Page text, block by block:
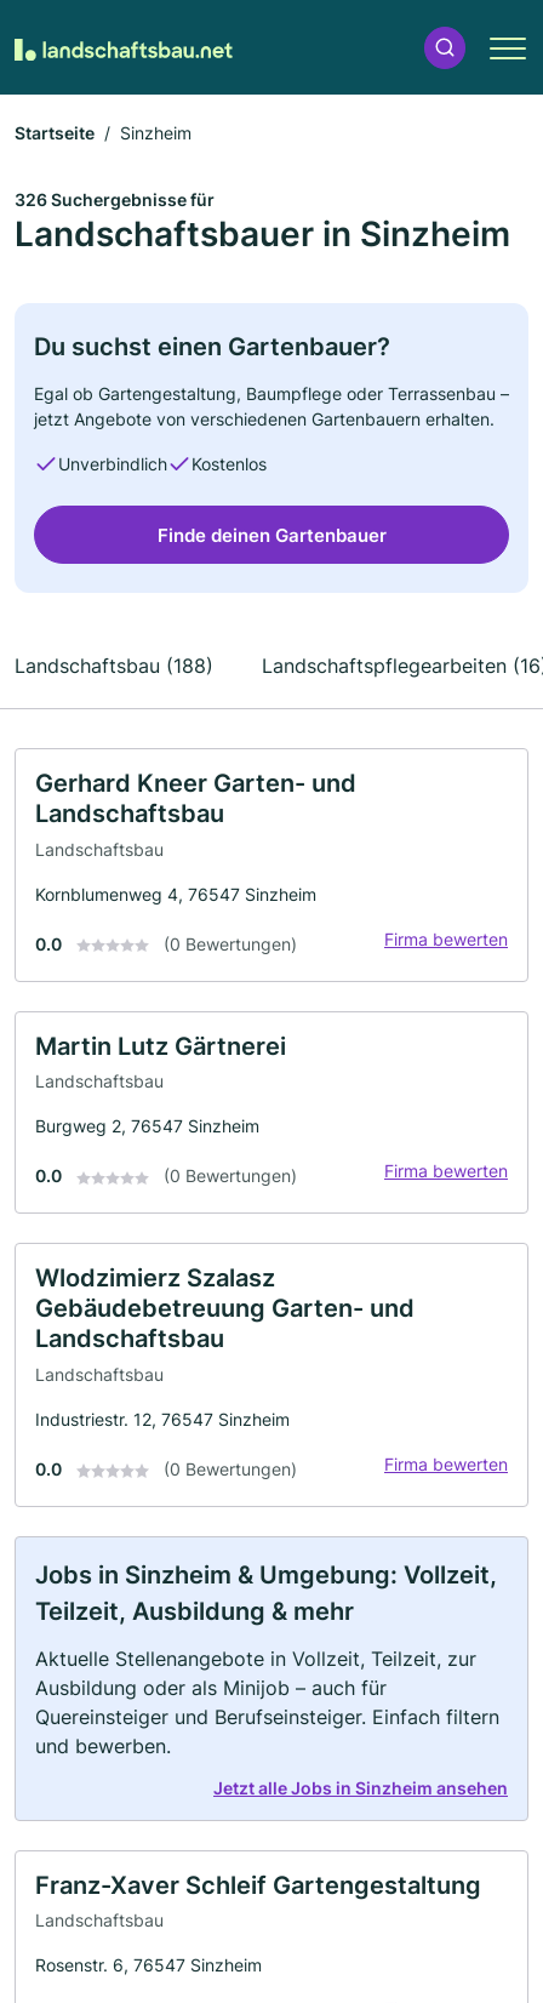
Startseite Sinzheim
326 Suchergebnisse für
Landschaftsbauer in Sinzheim
Du suchst einen Gartenbauer?
Egal ob Gartengestaltung, Baumpflege oder Terrassenbau –
jetzt Angebote von verschiedenen Gartenbauern erhalten.
Unverbindlich Kostenlos
Finde deinen Gartenbauer
Landschaftsbau (188) Landschaftspflegearbeiten
Gerhard Kneer Garten- und
Landschaftsbau
Landschaftsbau
Kornblumenweg 4, 76547 Sinzheim
0.0 (0 Bewertungen) Firma bewerten
Martin Lutz Gärtnerei
Landschaftsbau
Burgweg 2, 76547 Sinzheim
0.0 (0 Bewertungen) Firma bewerten
Wlodzimierz Szalasz
Gebäudebetreuung Garten- und
Landschaftsbau
Landschaftsbau
Industriestr. 12, 76547 Sinzheim
0.0 (0 Bewertungen) Firma bewerten
Jobs in Sinzheim & Umgebung: Vollzeit,
Teilzeit, Ausbildung & mehr
Aktuelle Stellenangebote in Vollzeit, Teilzeit, zur
Ausbildung oder als Minijob – auch für
Quereinsteiger und Berufseinsteiger. Einfach filtern
und bewerben.
Jetzt alle Jobs in Sinzheim ansehen
Franz-Xaver Schleif Gartengestaltung
Landschaftsbau
Rosenstr. 6, 76547 Sinzheim